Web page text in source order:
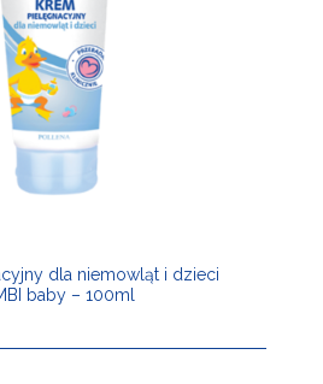
dla niemowląt i dzieci
baby – 100ml